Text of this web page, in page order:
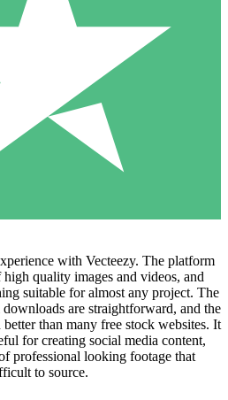
with Vecteezy. The platform
high quality images and videos, and
suitable for almost any project. The
are straightforward, and the
than many free stock websites. It
for creating social media content,
professional looking footage that
to source.